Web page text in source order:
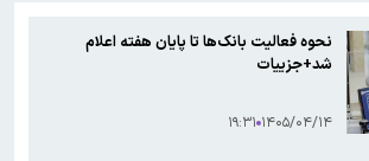
قهوه‌خانه در زاهدان
نحوه فعالیت بانک‌ها تا پایان هفته اعلام
شد+جزییات
۱۴۰۵/۰۴/۱۴ ۱۹:۳۱